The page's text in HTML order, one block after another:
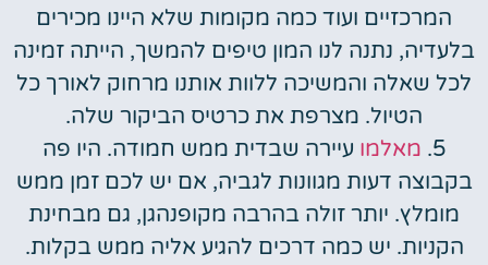
המרכזיים ועוד כמה מקומות שלא היינו מכירים
בלעדיה, נתנה לנו המון טיפים להמשך, הייתה זמינה
לכל שאלה והמשיכה ללוות אותנו מרחוק לאורך כל
הטיול. מצרפת את כרטיס הביקור שלה.
5. מאלמו עיירה שבדית ממש חמודה. היו פה
בקבוצה דעות מגוונות לגביה, אם יש לכם זמן ממש
מומלץ. יותר זולה בהרבה מקופנהגן, גם מבחינת
הקניות. יש כמה דרכים להגיע אליה ממש בקלות.